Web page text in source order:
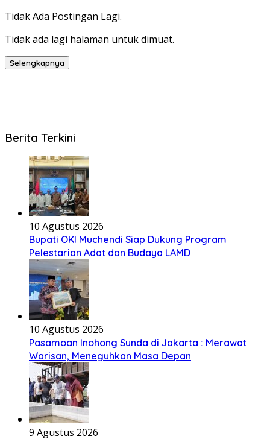
Tidak Ada Postingan Lagi.
Tidak ada lagi halaman untuk dimuat.
Selengkapnya
Berita Terkini
10 Agustus 2026
Bupati OKI Muchendi Siap Dukung Program
Pelestarian Adat dan Budaya LAMD
10 Agustus 2026
Pasamoan Inohong Sunda di Jakarta : Merawat
Warisan, Meneguhkan Masa Depan
9 Agustus 2026